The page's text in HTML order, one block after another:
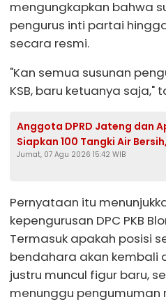
mengungkapkan bahwa
pengurus inti partai
secara resmi.
"Kan semua susunan
KSB, baru ketuanya saja,"
Anggota DPRD Jateng dan
Siapkan 100 Tangki Air
Jangkau Seluruh Desa
Jumat, 07 Agu 2026 15:42 WIB
Pernyataan itu
kepengurusan DPC PKB
Termasuk apakah posisi
bendahara akan kembali
justru muncul figur baru,
menunggu pengumuman